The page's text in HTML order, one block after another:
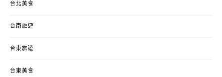
台北美食
台南旅遊
台東旅遊
台東美食